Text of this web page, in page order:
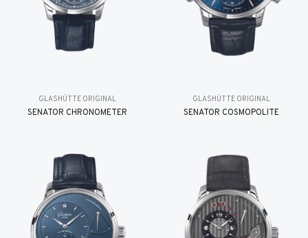
GLASHÜTTE ORIGINAL
SENATOR CHRONOMETER
GLASHÜTTE ORIGINAL
SENATOR COSMOPOLITE